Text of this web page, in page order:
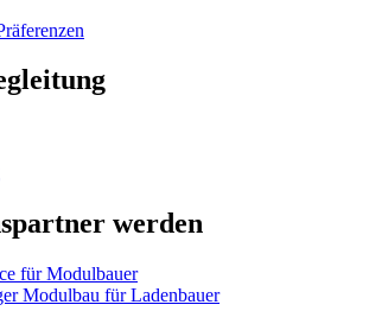
werden
für Modulbauer
Modulbau für Ladenbauer